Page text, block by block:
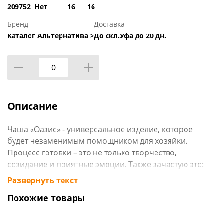
209752 Нет
16
16
Бренд
Каталог Альтернатива >
Доставка
До скл.Уфа до 20 дн.
Описание
Чаша «Оазис» - универсальное изделие, которое
будет незаменимым помощником для хозяйки.
Процесс готовки – это не только творчество,
созидание и приятные эмоции. Также зачастую это:
горы посуды, которую нужно перемыть; это
необходимость компактно уложить приготовленное
в холодильник и т.д. Данная чаша решает все
Развернуть текст
Похожие товары